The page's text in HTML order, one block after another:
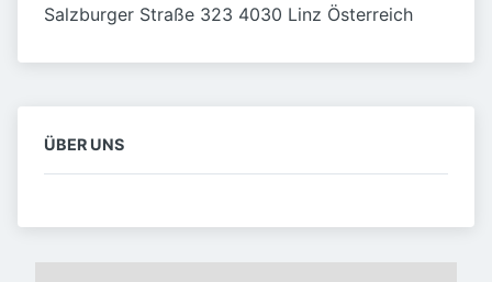
Salzburger Straße 323 4030 Linz Österreich
ÜBER UNS